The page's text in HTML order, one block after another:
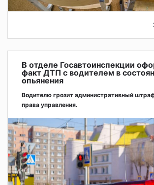
В отделе Госавтоинспекции
факт ДТП с водителем в
опьянения
Водителю грозит административный
права управления.